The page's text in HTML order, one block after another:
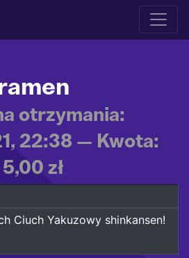
otrzymania:
22:38 — Kwota:
5,00 zł
Ciuch Yakuzowy shinkansen!